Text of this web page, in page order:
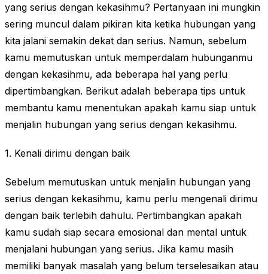
yang serius dengan kekasihmu? Pertanyaan ini mungkin
sering muncul dalam pikiran kita ketika hubungan yang
kita jalani semakin dekat dan serius. Namun, sebelum
kamu memutuskan untuk memperdalam hubunganmu
dengan kekasihmu, ada beberapa hal yang perlu
dipertimbangkan. Berikut adalah beberapa tips untuk
membantu kamu menentukan apakah kamu siap untuk
menjalin hubungan yang serius dengan kekasihmu.
1. Kenali dirimu dengan baik
Sebelum memutuskan untuk menjalin hubungan yang
serius dengan kekasihmu, kamu perlu mengenali dirimu
dengan baik terlebih dahulu. Pertimbangkan apakah
kamu sudah siap secara emosional dan mental untuk
menjalani hubungan yang serius. Jika kamu masih
memiliki banyak masalah yang belum terselesaikan atau